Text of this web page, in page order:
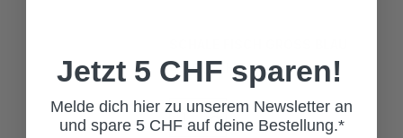
45,00 CHF*
Jetzt 5 CHF sparen!
Melde dich hier zu unserem Newsletter an
und spare 5 CHF auf deine Bestellung.*